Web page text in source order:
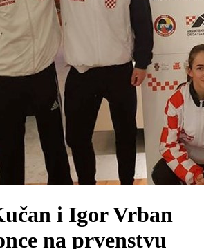
i Igor Vrban
na prvenstvu